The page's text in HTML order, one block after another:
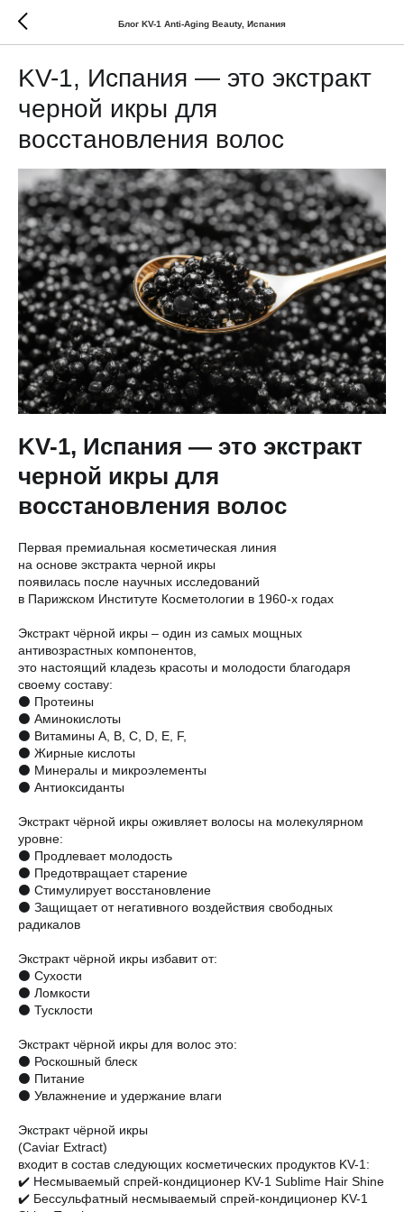
Блог KV-1 Anti-Aging Beauty, Испания
KV-1, Испания — это экстракт
черной икры для
восстановления волос
KV-1, Испания — это экстракт
черной икры для
восстановления волос
Первая премиальная косметическая линия
на основе экстракта черной икры
появилась после научных исследований
в Парижском Институте Косметологии в 1960-х годах
Экстракт чёрной икры – один из самых мощных
антивозрастных компонентов,
это настоящий кладезь красоты и молодости благодаря
своему составу:
⚫ Протеины
⚫ Аминокислоты
⚫ Витамины А, B, С, D, E, F,
⚫ Жирные кислоты
⚫ Минералы и микроэлементы
⚫ Антиоксиданты
Экстракт чёрной икры оживляет волосы на молекулярном
уровне:
⚫ Продлевает молодость
⚫ Предотвращает старение
⚫ Стимулирует восстановление
⚫ Защищает от негативного воздействия свободных
радикалов
Экстракт чёрной икры избавит от:
⚫ Сухости
⚫ Ломкости
⚫ Тусклости
Экстракт чёрной икры для волос это:
⚫ Роскошный блеск
⚫ Питание
⚫ Увлажнение и удержание влаги
Экстракт чёрной икры
(Caviar Extract)
входит в состав следующих косметических продуктов KV-1:
✔️ Несмываемый спрей-кондиционер KV-1 Sublime Hair Shine
✔️ Бессульфатный несмываемый спрей-кондиционер KV-1